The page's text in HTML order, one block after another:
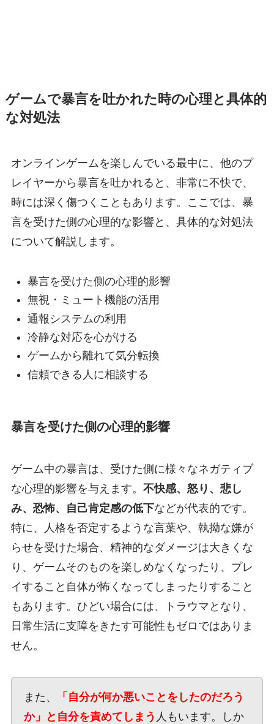
ゲームで暴言を吐かれた時の心理と具体的
な対処法
オンラインゲームを楽しんでいる最中に、他のプ
レイヤーから暴言を吐かれると、非常に不快で、
時には深く傷つくこともあります。ここでは、暴
言を受けた側の心理的な影響と、具体的な対処法
について解説します。
暴言を受けた側の心理的影響
無視・ミュート機能の活用
通報システムの利用
冷静な対応を心がける
ゲームから離れて気分転換
信頼できる人に相談する
暴言を受けた側の心理的影響
ゲーム中の暴言は、受けた側に様々なネガティブ
な心理的影響を与えます。 不快感、怒り、悲し
み、恐怖、自己肯定感の低下などが代表的です。
特に、人格を否定するような言葉や、執拗な嫌が
らせを受けた場合、精神的なダメージは大きくな
り、ゲームそのものを楽しめなくなったり、プレ
イすること自体が怖くなってしまったりすること
もあります。ひどい場合には、トラウマとなり、
日常生活に支障をきたす可能性もゼロではありま
せん。
また、
「自分が何か悪いことをしたのだろう
か」と自分を責めてしまう 人もいます。しか